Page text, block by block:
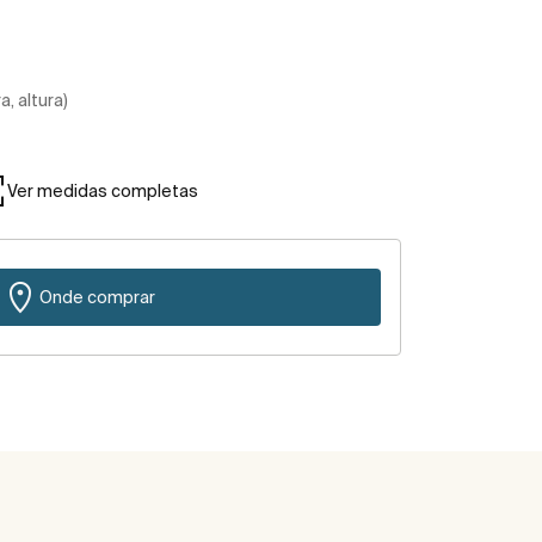
altura)
Ver medidas completas
Onde comprar